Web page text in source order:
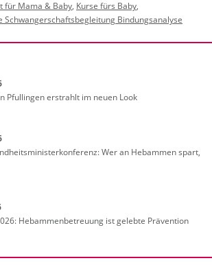
für Mama & Baby, Kurse fürs Baby,
Schwangerschaftsbegleitung Bindungsanalyse
Pful­lin­gen er­strahlt im neuen Look
Wer an Heb­am­men spart,
Heb­am­men­be­treu­ung ist ge­leb­te Prä­ven­ti­on